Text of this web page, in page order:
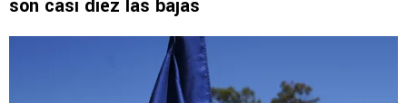
son casi diez las bajas